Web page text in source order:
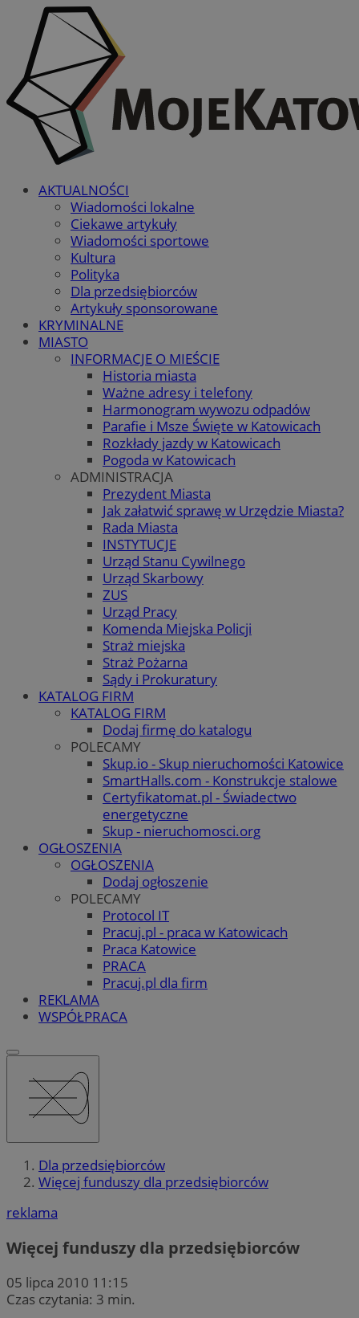
AKTUALNOŚCI
Wiadomości lokalne
Ciekawe artykuły
Wiadomości sportowe
Kultura
Polityka
Dla przedsiębiorców
Artykuły sponsorowane
KRYMINALNE
MIASTO
INFORMACJE O MIEŚCIE
Historia miasta
Ważne adresy i telefony
Harmonogram wywozu odpadów
Parafie i Msze Święte w Katowicach
Rozkłady jazdy w Katowicach
Pogoda w Katowicach
ADMINISTRACJA
Prezydent Miasta
Jak załatwić sprawę w Urzędzie Miasta?
Rada Miasta
INSTYTUCJE
Urząd Stanu Cywilnego
Urząd Skarbowy
ZUS
Urząd Pracy
Komenda Miejska Policji
Straż miejska
Straż Pożarna
Sądy i Prokuratury
KATALOG FIRM
KATALOG FIRM
Dodaj firmę do katalogu
POLECAMY
Skup.io - Skup nieruchomości Katowice
SmartHalls.com - Konstrukcje stalowe
Certyfikatomat.pl - Świadectwo
energetyczne
Skup - nieruchomosci.org
OGŁOSZENIA
OGŁOSZENIA
Dodaj ogłoszenie
POLECAMY
Protocol IT
Pracuj.pl - praca w Katowicach
Praca Katowice
PRACA
Pracuj.pl dla firm
REKLAMA
WSPÓŁPRACA
Dla przedsiębiorców
Więcej funduszy dla przedsiębiorców
reklama
Więcej funduszy dla przedsiębiorców
05 lipca 2010 11:15
Czas czytania: 3 min.